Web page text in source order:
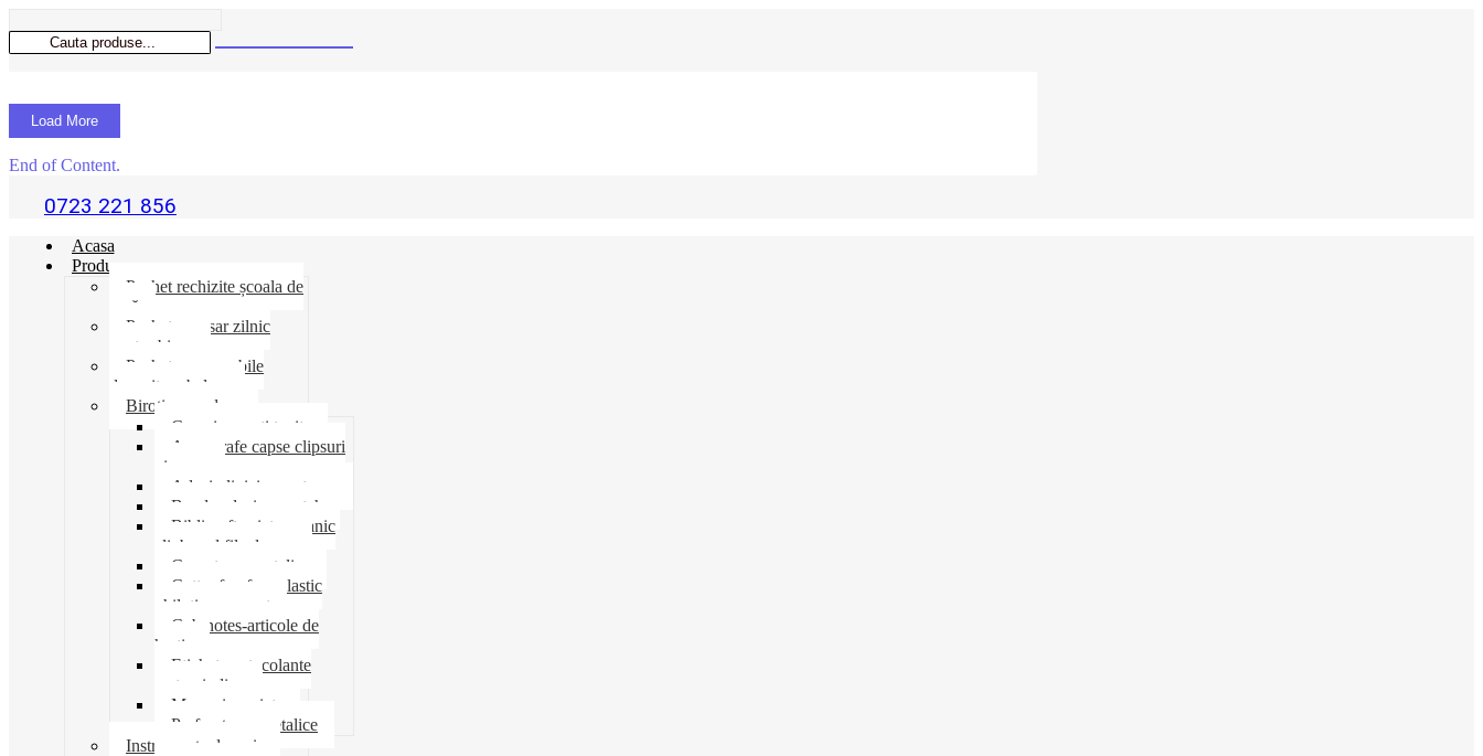
Load More
End of Content.
0723 221 856
Acasa
Produse
Pachet rechizite școala de
vară
Pachet necesar zilnic
pentru birou
Pachet consumabile
depozit-ambalare
Birotica-produse
Cosuri suporti tavite
Ace agrafe capse clipsuri
pioneze
Adeziv lipici corectoare
Banda adeziva-scotch
Biblioraft caiet mecanic
clipboard file dosare
Capsatoare metalice
Cutter foarfeca elastic
ghilotina magnet
Cub notes-articole de
hartie
Etichete autocolante
carton indigo
Mape si serviete
Perforatoare metalice
Instrumente de scris